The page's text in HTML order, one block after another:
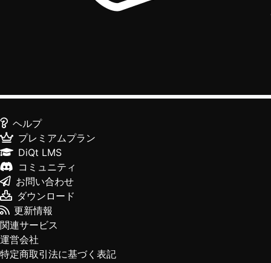
ヘルプ
プレミアムプラン
DiQt LMS
コミュニティ
お問い合わせ
ダウンロード
更新情報
関連サービス
運営会社
特定商取引法に基づく表記